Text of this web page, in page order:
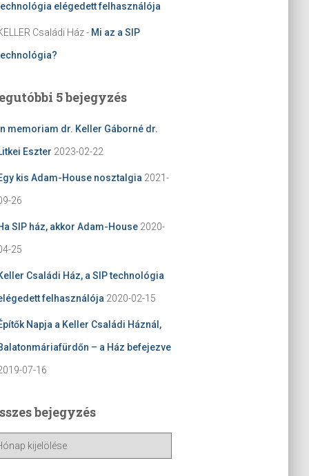
elégedett felhasználója
Családi Ház- Mi az a SIP
5 bejegyzés
memoriam dr. Keller Gáborné dr.
Eszter 2023-02-22
kis Adam-House nosztalgia 2021-
26
SIP ház, akkor Adam-House 2020-
25
Családi Ház, a SIP technológia
felhasználója 2020-02-15
Napja a Keller Családi Háznál,
– a Ház befejezve
07-16
bejegyzés